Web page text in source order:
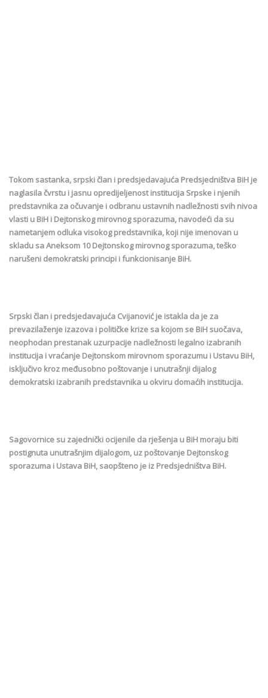
Tokom sastanka, srpski član i predsjedavajuća Predsjedništva BiH je
naglasila čvrstu i jasnu opredijeljenost institucija Srpske i njenih
predstavnika za očuvanje i odbranu ustavnih nadležnosti svih nivoa
vlasti u BiH i Dejtonskog mirovnog sporazuma, navodeći da su
nametanjem odluka visokog predstavnika, koji nije imenovan u
skladu sa Aneksom 10 Dejtonskog mirovnog sporazuma, teško
narušeni demokratski principi i funkcionisanje BiH.
Srpski član i predsjedavajuća Cvijanović je istakla da je za
prevazilaženje izazova i političke krize sa kojom se BiH suočava,
neophodan prestanak uzurpacije nadležnosti legalno izabranih
institucija i vraćanje Dejtonskom mirovnom sporazumu i Ustavu BiH,
isključivo kroz međusobno poštovanje i unutrašnji dijalog
demokratski izabranih predstavnika u okviru domaćih institucija.
Sagovornice su zajednički ocijenile da rješenja u BiH moraju biti
postignuta unutrašnjim dijalogom, uz poštovanje Dejtonskog
sporazuma i Ustava BiH, saopšteno je iz Predsjedništva BiH.